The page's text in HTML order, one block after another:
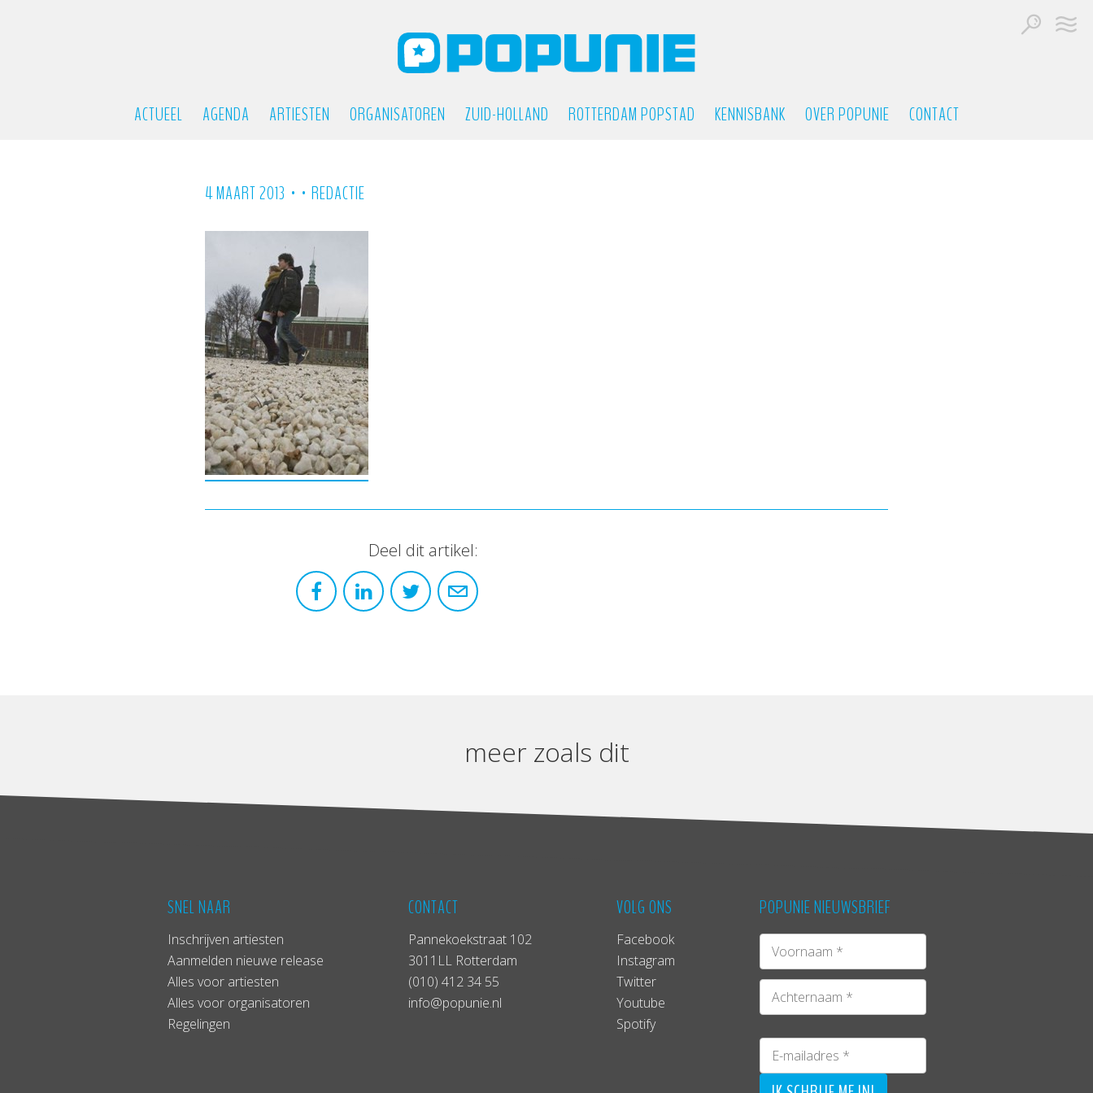
ACTUEEL AGENDA ARTIESTEN ORGANISATOREN ZUID-HOLLAND ROTTERDAM POPSTAD KENNISBANK OVER POPUNIE CONTACT
4 MAART 2013 • • REDACTIE
Deel dit artikel:
meer zoals dit
SNEL NAAR
Inschrijven artiesten
Aanmelden nieuwe release
Alles voor artiesten
Alles voor organisatoren
Regelingen
CONTACT
Pannekoekstraat 102
3011LL Rotterdam
(010) 412 34 55
info@popunie.nl
VOLG ONS
Facebook
Instagram
Twitter
Youtube
Spotify
POPUNIE NIEUWSBRIEF